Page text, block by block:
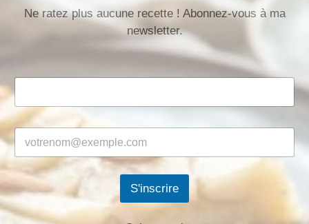
Ne ratez plus aucune recette ! Abonnez-vous à ma
newsletter.
S'inscrire